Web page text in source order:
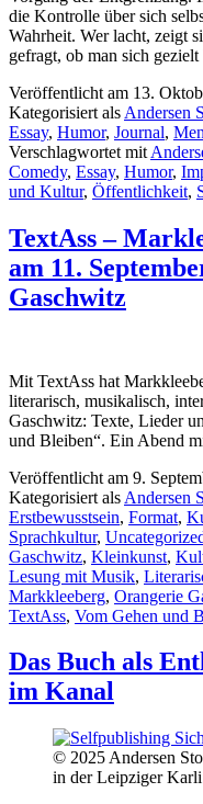
die Kontrolle über sich
Wahrheit. Wer lacht, zeigt
gefragt, ob man sich
Veröffentlicht am 13.
Kategorisiert als Andersen
Essay, Humor, Journal,
Verschlagwortet mit
Comedy, Essay, Humor,
und Kultur, Öffentlichkeit,
TextAss –
am 11.
Gaschwitz
Mit TextAss hat
literarisch, musikalisch,
Gaschwitz: Texte, Lieder
und Bleiben“. Ein Abend
Veröffentlicht am 9.
Kategorisiert als Andersen
Erstbewusstsein, Format,
Sprachkultur,
Gaschwitz, Kleinkunst,
Lesung mit Musik,
Markkleeberg, Orangerie
TextAss, Vom Gehen und
Das Buch als
im Kanal
© 2025 Andersen
in der Leipziger Karli